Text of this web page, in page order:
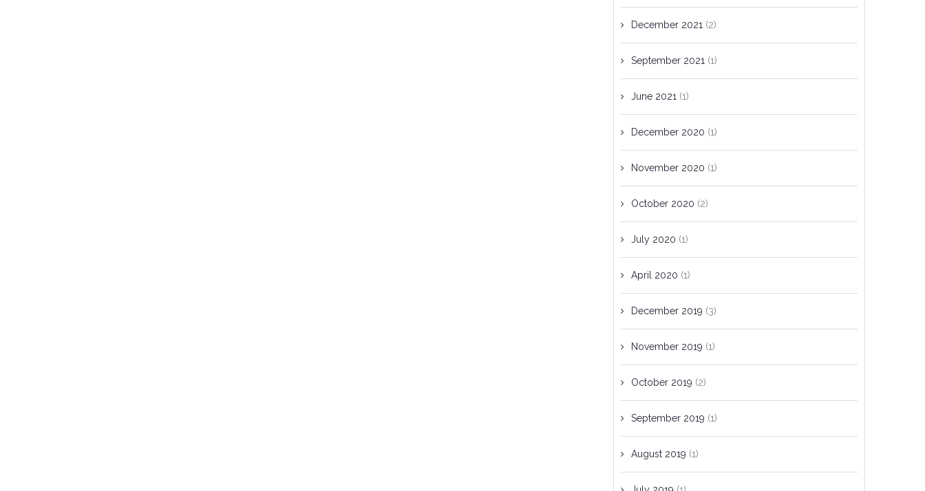
December 2021 (2)
September 2021 (1)
June 2021 (1)
December 2020 (1)
November 2020 (1)
October 2020 (2)
July 2020 (1)
April 2020 (1)
December 2019 (3)
November 2019 (1)
October 2019 (2)
September 2019 (1)
August 2019 (1)